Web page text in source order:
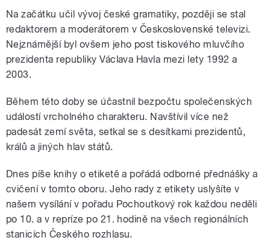
Na začátku učil vývoj české gramatiky, později se stal
redaktorem a moderátorem v Československé televizi.
Nejznámější byl ovšem jeho post tiskového mluvčího
prezidenta republiky Václava Havla mezi lety 1992 a
2003.
Během této doby se účastnil bezpočtu společenských
událostí vrcholného charakteru. Navštívil více než
padesát zemí světa, setkal se s desítkami prezidentů,
králů a jiných hlav států.
Dnes píše knihy o etiketě a pořádá odborné přednášky a
cvičení v tomto oboru. Jeho rady z etikety uslyšíte v
našem vysílání v pořadu Pochoutkový rok každou neděli
po 10. a v repríze po 21. hodině na všech regionálních
stanicích Českého rozhlasu.